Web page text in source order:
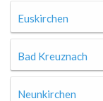
Euskirchen
Bad Kreuznach
Neunkirchen